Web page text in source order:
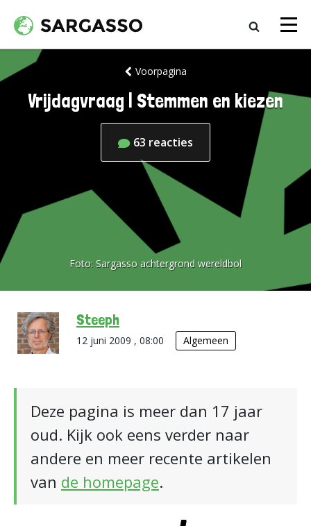
Voorpagina
Vrijdagvraag | Stemmen en kiezen
63 reacties
Foto: Sargasso achtergrond wereldbol
Steeph
12 juni 2009 , 08:00 Algemeen
Deze pagina is meer dan 17 jaar
oud. Kijk ook eens verder naar
andere en meer recente artikelen
van de homepage.